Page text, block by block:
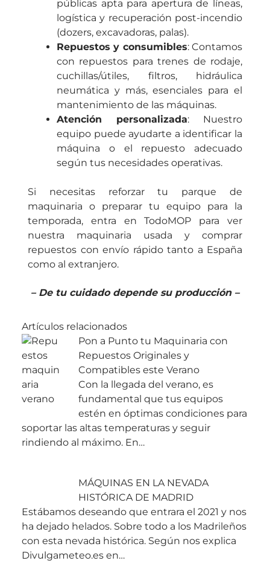
públicas apta para apertura de líneas,
logística y recuperación post-incendio
(dozers, excavadoras, palas).
Repuestos y consumibles: Contamos
con repuestos para trenes de rodaje,
cuchillas/útiles, filtros, hidráulica
neumática y más, esenciales para el
mantenimiento de las máquinas.
Atención personalizada: Nuestro
equipo puede ayudarte a identificar la
máquina o el repuesto adecuado
según tus necesidades operativas.
Si necesitas reforzar tu parque de
maquinaria o preparar tu equipo para la
temporada, entra enTodoMOP para ver
nuestra maquinaria usada y comprar
repuestos con envío rápido tanto a España
como al extranjero.
– De tu cuidado depende su producción –
Artículos relacionados
Pon a Punto tu Maquinaria con
Repuestos Originales y
Compatibles este Verano
Con la llegada del verano, es
fundamental que tus equipos
estén en óptimas condiciones para
soportar las altas temperaturas y seguir
rindiendo al máximo. En…
MÁQUINAS EN LA NEVADA
HISTÓRICA DE MADRID
Estábamos deseando que entrara el 2021 y nos
ha dejado helados. Sobre todo a los Madrileños
con esta nevada histórica. Según nos explica
Divulgameteo.es en…